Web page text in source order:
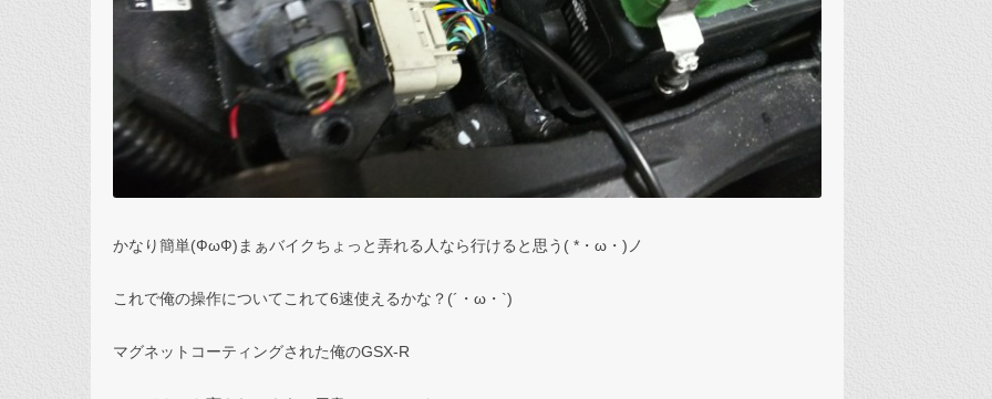
かなり簡単(ФωФ)まぁバイクちょっと弄れる人なら行けると思う( *・ω・)ノ
これで俺の操作についてこれて6速使えるかな？(´・ω・`)
マグネットコーティングされた俺のGSX-R